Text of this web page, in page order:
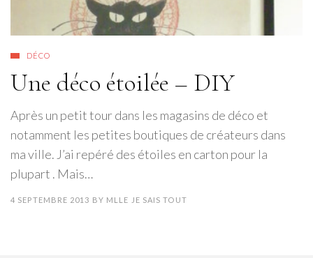
DÉCO
Une déco étoilée – DIY
Après un petit tour dans les magasins de déco et
notamment les petites boutiques de créateurs dans
ma ville. J’ai repéré des étoiles en carton pour la
plupart . Mais…
4 SEPTEMBRE 2013 BY MLLE JE SAIS TOUT